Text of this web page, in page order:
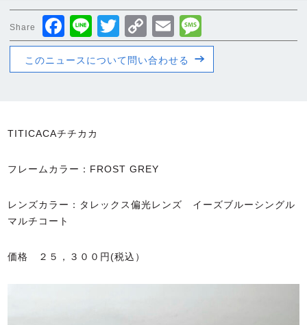
Share Facebook
LineTwitter
Copy
Link
Email
このニュースについて問い合わせる
TITICACAチチカカ
フレームカラー：FROST GREY
レンズカラー：タレックス偏光レンズ イーズブルーシングル
マルチコート
価格 ２５，３００円(税込）